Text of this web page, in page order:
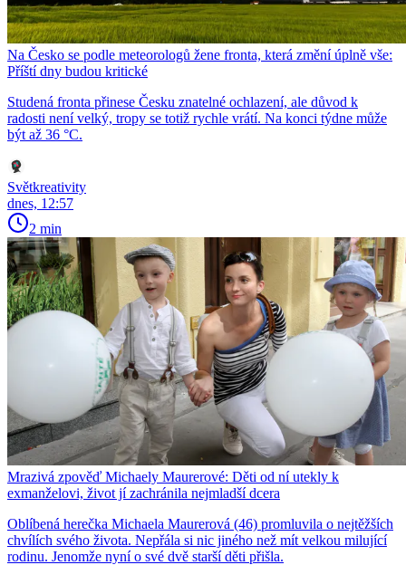
Na Česko se podle meteorologů žene fronta, která změní úplně vše:
Příští dny budou kritické
Studená fronta přinese Česku znatelné ochlazení, ale důvod k
radosti není velký, tropy se totiž rychle vrátí. Na konci týdne může
být až 36 °C.
Světkreativity
dnes, 12:57
2 min
Mrazivá zpověď Michaely Maurerové: Děti od ní utekly k
exmanželovi, život jí zachránila nejmladší dcera
Oblíbená herečka Michaela Maurerová (46) promluvila o nejtěžších
chvílích svého života. Nepřála si nic jiného než mít velkou milující
rodinu. Jenomže nyní o své dvě starší děti přišla.